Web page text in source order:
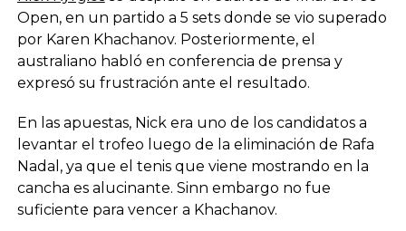
Open, en un partido a 5 sets donde se vio superado
por Karen Khachanov. Posteriormente, el
australiano habló en conferencia de prensa y
expresó su frustración ante el resultado.
En las apuestas, Nick era uno de los candidatos a
levantar el trofeo luego de la eliminación de Rafa
Nadal, ya que el tenis que viene mostrando en la
cancha es alucinante. Sinn embargo no fue
suficiente para vencer a Khachanov.